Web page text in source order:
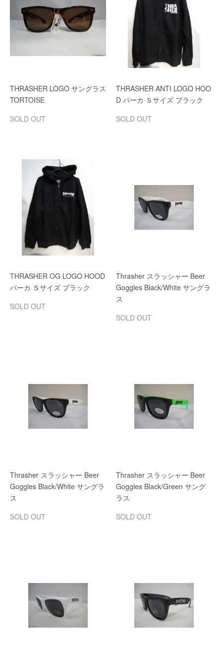
THRASHER LOGO サングラス
TORTOISE
SOLD OUT
THRASHER ANTI LOGO HOO
D パーカ Ｓサイズ ブラック
SOLD OUT
THRASHER OG LOGO HOOD
パーカ Ｓサイズ ブラック
SOLD OUT
Thrasher スラッシャー Beer
Goggles Black/White サングラ
ス
SOLD OUT
Thrasher スラッシャー Beer
Goggles Black/White サングラ
ス
SOLD OUT
Thrasher スラッシャー Beer
Goggles Black/Green サング
ラス
SOLD OUT